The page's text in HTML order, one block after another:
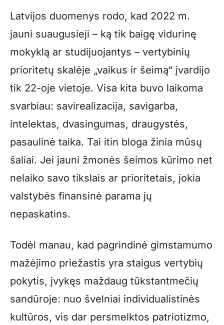
Latvijos duomenys rodo, kad 2022 m.
jauni suaugusieji – ką tik baigę vidurinę
mokyklą ar studijuojantys – vertybinių
prioritetų skalėje „vaikus ir šeimą“ įvardijo
tik 22-oje vietoje. Visa kita buvo laikoma
svarbiau: savirealizacija, savigarba,
intelektas, dvasingumas, draugystės,
pasaulinė taika. Tai itin bloga žinia mūsų
šaliai. Jei jauni žmonės šeimos kūrimo net
nelaiko savo tikslais ar prioritetais, jokia
valstybės finansinė parama jų
nepaskatins.
Todėl manau, kad pagrindinė gimstamumo
mažėjimo priežastis yra staigus vertybių
pokytis, įvykęs maždaug tūkstantmečių
sandūroje: nuo švelniai individualistinės
kultūros, vis dar persmelktos patriotizmo,